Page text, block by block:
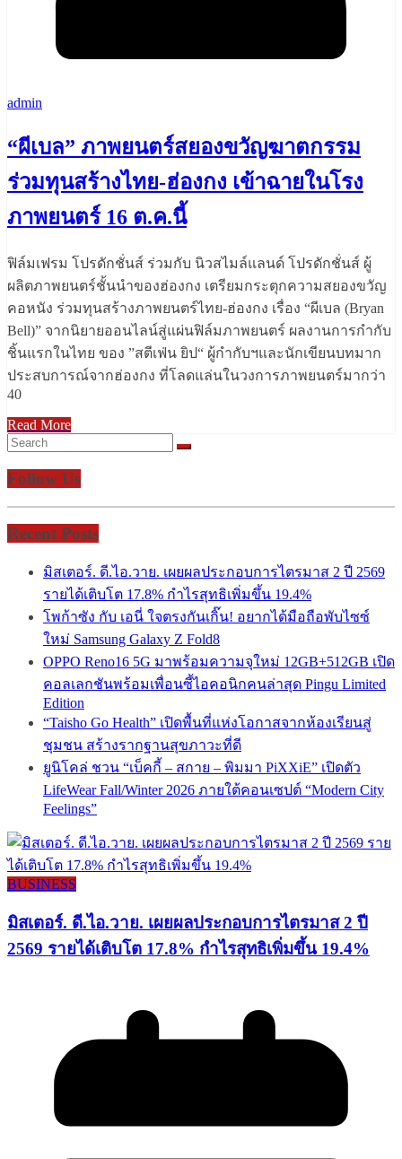
admin
“ผีเบล” ภาพยนตร์สยองขวัญฆาตกรรม
ร่วมทุนสร้างไทย-ฮ่องกง เข้าฉายในโรง
ภาพยนตร์ 16 ต.ค.นี้
ฟิล์มเฟรม โปรดักชั่นส์ ร่วมกับ นิวสไมล์แลนด์ โปรดักชั่นส์ ผู้
ผลิตภาพยนตร์ชั้นนำของฮ่องกง เตรียมกระตุกความสยองขวัญ
คอหนัง ร่วมทุนสร้างภาพยนตร์ไทย-ฮ่องกง เรื่อง “ผีเบล (Bryan
Bell)” จากนิยายออนไลน์สู่แผ่นฟิล์มภาพยนตร์ ผลงานการกำกับ
ชิ้นแรกในไทย ของ ”สตีเฟ่น ยิป“ ผู้กำกับฯและนักเขียนบทมาก
ประสบการณ์จากฮ่องกง ที่โลดแล่นในวงการภาพยนตร์มากว่า
40
Read More
Follow Us
Recent Posts
มิสเตอร์. ดี.ไอ.วาย. เผยผลประกอบการไตรมาส 2 ปี 2569
รายได้เติบโต 17.8% กำไรสุทธิเพิ่มขึ้น 19.4%
โพก้าซัง กับ เอนี่ ใจตรงกันเกิ๊น! อยากได้มือถือพับไซซ์
ใหม่ Samsung Galaxy Z Fold8
OPPO Reno16 5G มาพร้อมความจุใหม่ 12GB+512GB เปิด
คอลเลกชันพร้อมเพื่อนซี้ไอคอนิกคนล่าสุด Pingu Limited
Edition
“Taisho Go Health” เปิดพื้นที่แห่งโอกาสจากห้องเรียนสู่
ชุมชน สร้างรากฐานสุขภาวะที่ดี
ยูนิโคล่ ชวน “เบ็คกี้ – สกาย – พิมมา PiXXiE” เปิดตัว
LifeWear Fall/Winter 2026 ภายใต้คอนเซปต์ “Modern City
Feelings”
BUSINESS
มิสเตอร์. ดี.ไอ.วาย. เผยผลประกอบการไตรมาส 2 ปี
2569 รายได้เติบโต 17.8% กำไรสุทธิเพิ่มขึ้น 19.4%